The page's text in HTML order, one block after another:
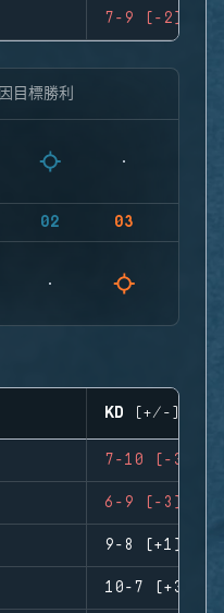
7-9 (-2)
因目標勝利
02 03
KD (+/-)
7-10 (-3)
6-9 (-3)
9-8 (+1)
10-7 (+3)